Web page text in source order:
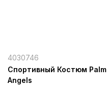
4030746
Спортивный Костюм Palm
Angels